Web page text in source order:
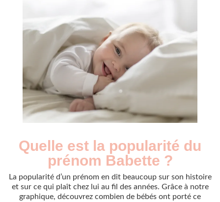
Quelle est la popularité du
prénom Babette ?
La popularité d’un prénom en dit beaucoup sur son histoire
et sur ce qui plaît chez lui au fil des années. Grâce à notre
graphique, découvrez combien de bébés ont porté ce
Année
Nouveaux-
nés
2010
5
2011
5
2012
5